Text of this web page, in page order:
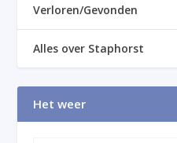
Verloren/Gevonden
Alles over Staphorst
Het weer